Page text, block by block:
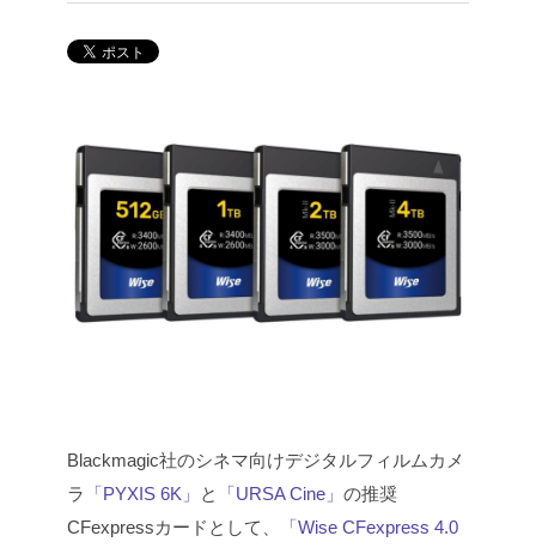
Blackmagic社のシネマ向けデジタルフィルムカメ
ラ
「PYXIS 6K」 と 「URSA Cine」 の推奨
CFexpressカードとして、
「Wise CFexpress 4.0